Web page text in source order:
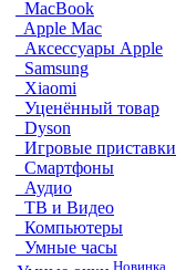
MacBook
Apple Mac
Аксессуары Apple
Samsung
Xiaomi
Уценённый товар
Dyson
Игровые приставки
Смартфоны
Аудио
ТВ и Видео
Компьютеры
Умные часы
Новинка